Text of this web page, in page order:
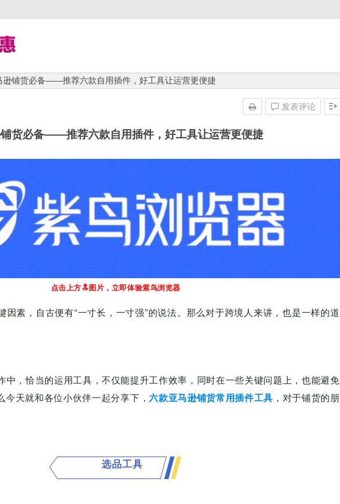
逊铺货必备——推荐六款自用插件，好工具让运营更便捷
货必备——推荐六款自用插件，好工具让运营更便捷
发表评论
点击上方🔝图片，立即体验紫鸟浏览器
因素，自古便有“一寸长，一寸强”的说法。那么对于跨境人来讲，也是一样的道
中，恰当的运用工具，不仅能提升工作效率，同时在一些关键问题上，也能避免
今天就和各位小伙伴一起分享下，六款亚马逊铺货常用插件工具 ，对于铺货的朋
选品工具